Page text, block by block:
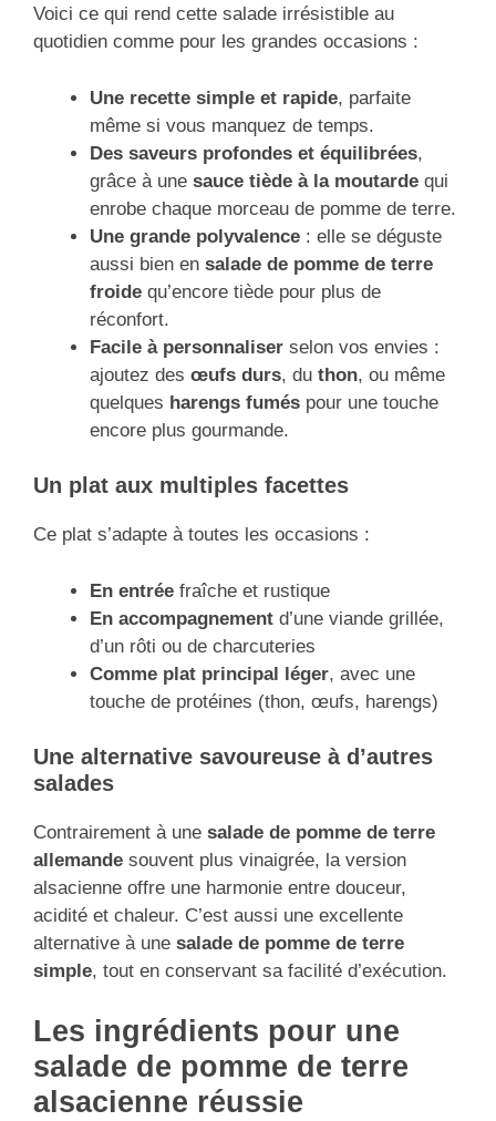
Voici ce qui rend cette salade irrésistible au
quotidien comme pour les grandes occasions :
Une recette simple et rapide, parfaite
même si vous manquez de temps.
Des saveurs profondes et équilibrées,
grâce à une sauce tiède à la moutarde qui
enrobe chaque morceau de pomme de terre.
Une grande polyvalence : elle se déguste
aussi bien en salade de pomme de terre
froide qu’encore tiède pour plus de
réconfort.
Facile à personnaliser selon vos envies :
ajoutez des œufs durs, du thon, ou même
quelques harengs fumés pour une touche
encore plus gourmande.
Un plat aux multiples facettes
Ce plat s’adapte à toutes les occasions :
En entrée fraîche et rustique
En accompagnement d’une viande grillée,
d’un rôti ou de charcuteries
Comme plat principal léger, avec une
touche de protéines (thon, œufs, harengs)
Une alternative savoureuse à d’autres
salades
Contrairement à une salade de pomme de terre
allemande souvent plus vinaigrée, la version
alsacienne offre une harmonie entre douceur,
acidité et chaleur. C’est aussi une excellente
alternative à une salade de pomme de terre
simple, tout en conservant sa facilité d’exécution.
Les ingrédients pour une
salade de pomme de terre
alsacienne réussie